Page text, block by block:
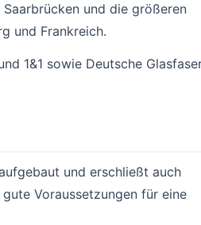
und die größeren
und Frankreich.
1&1 sowie Deutsche
und erschließt auch
Voraussetzungen für eine